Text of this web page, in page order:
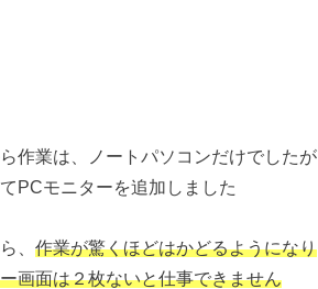
作業は、ノートパソコンだけでしたが
PCモニターを追加しました
、 作業が驚くほどはかどるようになり
画面は２枚ないと仕事できません